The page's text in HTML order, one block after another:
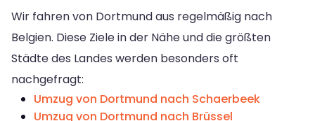
Wir fahren von Dortmund aus regelmäßig nach
Belgien. Diese Ziele in der Nähe und die größten
Städte des Landes werden besonders oft
nachgefragt:
Umzug von Dortmund nach Schaerbeek
Umzug von Dortmund nach Brüssel